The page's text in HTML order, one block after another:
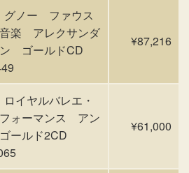
ノー ファウス
音楽 アレクサンダ
ン ゴールドCD
¥87,216
イヤルバレエ・
ォーマンス アン
ールド2CD
¥61,000